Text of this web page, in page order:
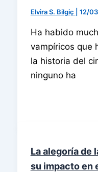
Elvira S. Bilgiç 12/
Ha habido
vampíricos que
la historia del
ninguno ha
La alegoría de
su impacto en